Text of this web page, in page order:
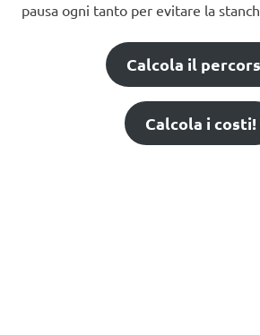
pausa ogni tanto per evitare la
Calcola il
Calcola i costi!